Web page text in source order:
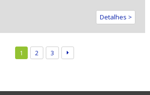
Detalhes >
1 2 3